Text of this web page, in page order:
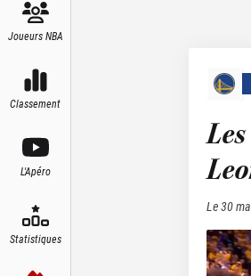
Joueurs NBA
Classement
L'Apéro
Statistiques
Le30